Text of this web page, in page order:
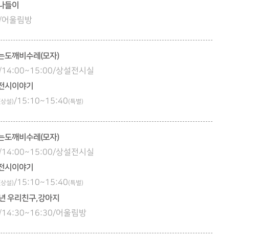
들이
울림방
도깨비수레(모자)
상설전시실
시이야기
설)/15:10~15:40(특별)
도깨비수레(모자)
상설전시실
시이야기
설)/15:10~15:40(특별)
우리친구,강아지
어울림방